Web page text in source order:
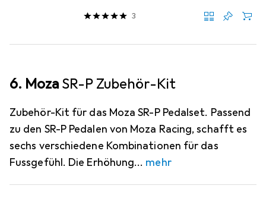
3
6. Moza SR-P Zubehör-Kit
Zubehör-Kit für das Moza SR-P Pedalset. Passend
zu den SR-P Pedalen von Moza Racing, schafft es
sechs verschiedene Kombinationen für das
Fussgefühl. Die Erhöhung
mehr